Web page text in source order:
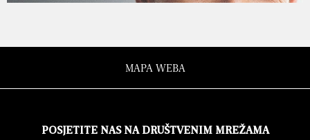
MAPA WEBA
POSJETITE NAS NA DRUŠTVENIM MREŽAMA